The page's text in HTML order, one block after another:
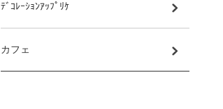
ﾃﾞｺﾚｰｼｮﾝｱｯﾌﾟﾘｹ
カフェ